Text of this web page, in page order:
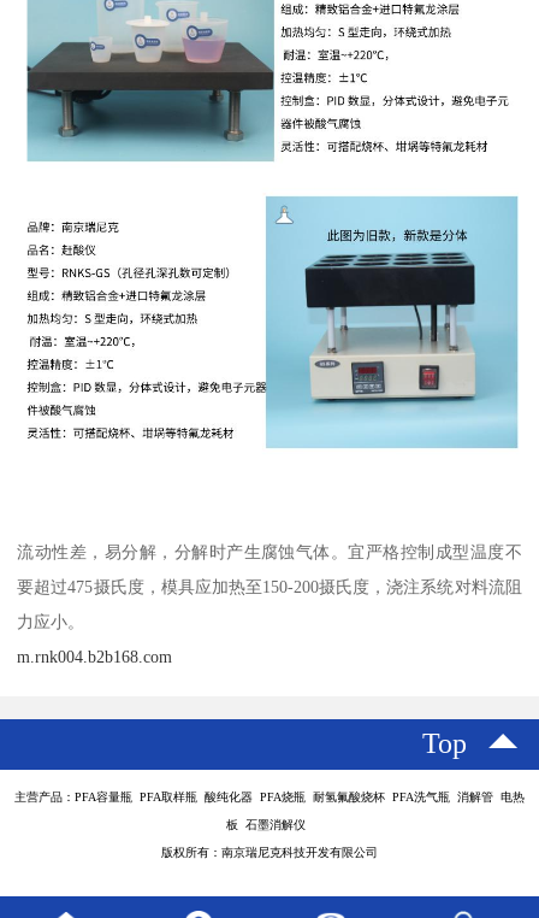
流动性差，易分解，分解时产生腐蚀气体。宜严格控制成型温度不
要超过475摄氏度，模具应加热至150-200摄氏度，浇注系统对料流阻
力应小。
m.rnk004.b2b168.com
Top
主营产品：PFA容量瓶 PFA取样瓶 酸纯化器 PFA烧瓶 耐氢氟酸烧杯 PFA洗气瓶 消解管 电热
板 石墨消解仪
版权所有：南京瑞尼克科技开发有限公司